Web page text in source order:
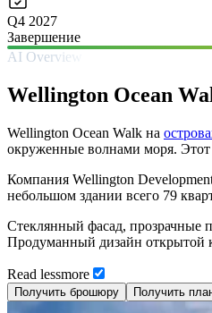
Q4 2027
Завершение
AI Overview
Wellington Ocean
Wellington Ocean Walk на
окруженные волнами моря.
Компания Wellington
небольшом здании всего 79
Стеклянный фасад, прозрачные
Продуманный дизайн открытой
Read lessmore
Получить брошюру Получить